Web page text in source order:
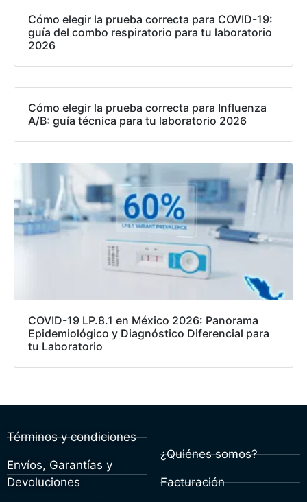
Cómo elegir la prueba correcta para COVID-19:
guía del combo respiratorio para tu laboratorio
2026
Cómo elegir la prueba correcta para Influenza
A/B: guía técnica para tu laboratorio 2026
COVID-19 LP.8.1 en México 2026: Panorama
Epidemiológico y Diagnóstico Diferencial para
tu Laboratorio
Términos y condiciones
Envíos, Garantías y
Devoluciones
¿Quiénes somos?
Facturación